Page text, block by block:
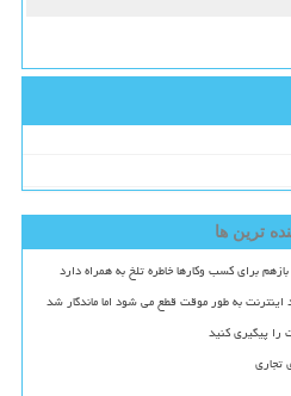
ترین ها
برای کسب وکارها خاطره تلخ به همراه دارد
را پیگیری کنید
تجاری